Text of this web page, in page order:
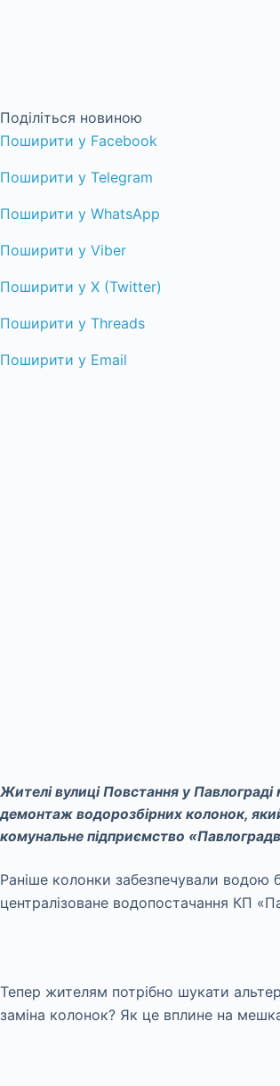
Поділіться новиною
Поширити у Facebook
Поширити у Telegram
Поширити у WhatsApp
Поширити у Viber
Поширити у X (Twitter)
Поширити у Threads
Поширити у Email
Жителі вулиці Повстання у
демонтаж водорозбірних колонок,
комунальне підприємство
Раніше колонки забезпечували водою
централізоване водопостачання КП
Тепер жителям потрібно шукати
заміна колонок? Як це вплине на